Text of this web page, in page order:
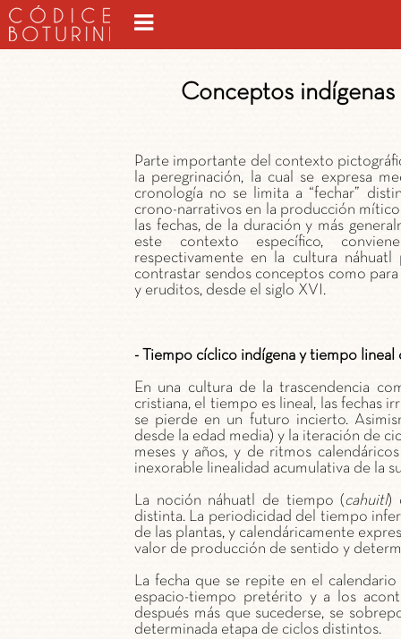
Conceptos
Parte importante del contexto
la peregrinación, la cual se expresa
cronología no se limita a “fechar”
crono-narrativos en la producción
las fechas, de la duración y más
este contexto específico,
respectivamente en la cultura
contrastar sendos conceptos como
y eruditos, desde el siglo XVI.
- Tiempo cíclico indígena y tiempo lineal
En una cultura de la trascendencia
cristiana, el tiempo es lineal, las fechas
se pierde en un futuro incierto.
desde la edad media) y la iteración de
meses y años, y de ritmos
inexorable linealidad acumulativa de la
La noción náhuatl de tiempo (cahuitl)
distinta. La periodicidad del tiempo
de las plantas, y calendáricamente
valor de producción de sentido y
La fecha que se repite en el
espacio-tiempo pretérito y a los
después más que sucederse, se
determinada etapa de ciclos distintos.